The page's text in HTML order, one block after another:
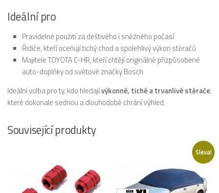
Ideální pro
Pravidelné použití za deštivého i sněžného počasí
Řidiče, kteří oceňují tichý chod a spolehlivý výkon stěračů
Majitele TOYOTA C-HR, kteří chtějí originálně přizpůsobené
auto-doplňky od světové značky Bosch
Ideální volba pro ty, kdo hledajívýkonné, tiché a trvanlivé stěrače,
které dokonale sednou a dlouhodobě chrání výhled.
Související produkty
Sleva!